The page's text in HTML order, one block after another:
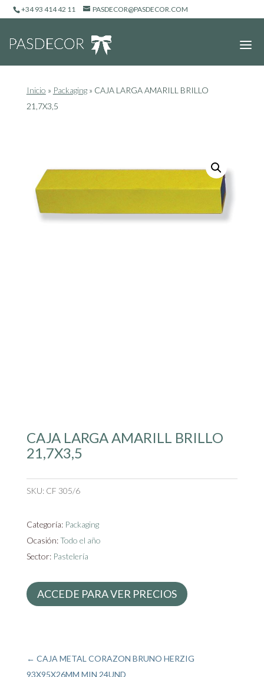
+34 93 414 42 11 PASDECOR@PASDECOR.COM
Inicio » Packaging» CAJA LARGA AMARILL BRILLO
21,7X3,5
CAJA LARGA AMARILL BRILLO
21,7X3,5
SKU: CF 305/6
Categoría: Packaging
Ocasión:Todo el año
Sector: Pastelería
ACCEDE PARA VER PRECIOS
← CAJA METAL CORAZON BRUNO HERZIG
93X95X26MM MIN 24UND